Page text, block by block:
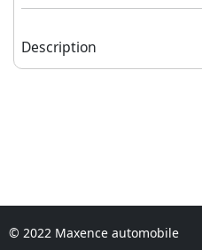
Description
© 2022 Maxence automobile